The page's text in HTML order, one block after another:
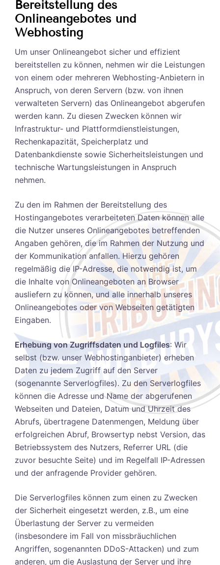
Bereitstellung des
Onlineangebotes und
Webhosting
Um unser Onlineangebot sicher und effizient
bereitstellen zu können, nehmen wir die Leistungen
von einem oder mehreren Webhosting-Anbietern in
Anspruch, von deren Servern (bzw. von ihnen
verwalteten Servern) das Onlineangebot abgerufen
werden kann. Zu diesen Zwecken können wir
Infrastruktur- und Plattformdienstleistungen,
Rechenkapazität, Speicherplatz und
Datenbankdienste sowie Sicherheitsleistungen und
technische Wartungsleistungen in Anspruch
nehmen.
Zu den im Rahmen der Bereitstellung des
Hostingangebotes verarbeiteten Daten können alle
die Nutzer unseres Onlineangebotes betreffenden
Angaben gehören, die im Rahmen der Nutzung und
der Kommunikation anfallen. Hierzu gehören
regelmäßig die IP-Adresse, die notwendig ist, um
die Inhalte von Onlineangeboten an Browser
ausliefern zu können, und alle innerhalb unseres
Onlineangebotes oder von Webseiten getätigten
Eingaben.
Erhebung von Zugriffsdaten und Logfiles: Wir
selbst (bzw. unser Webhostinganbieter) erheben
Daten zu jedem Zugriff auf den Server
(sogenannte Serverlogfiles). Zu den Serverlogfiles
können die Adresse und Name der abgerufenen
Webseiten und Dateien, Datum und Uhrzeit des
Abrufs, übertragene Datenmengen, Meldung über
erfolgreichen Abruf, Browsertyp nebst Version, das
Betriebssystem des Nutzers, Referrer URL (die
zuvor besuchte Seite) und im Regelfall IP-Adressen
und der anfragende Provider gehören.
Die Serverlogfiles können zum einen zu Zwecken
der Sicherheit eingesetzt werden, z.B., um eine
Überlastung der Server zu vermeiden
(insbesondere im Fall von missbräuchlichen
Angriffen, sogenannten DDoS-Attacken) und zum
anderen, um die Auslastung der Server und ihre